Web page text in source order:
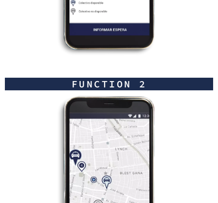
FUNCTION 2